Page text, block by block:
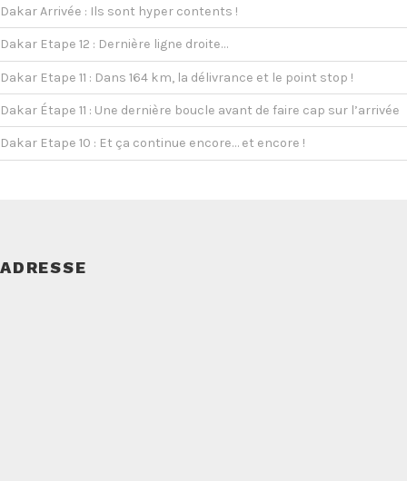
Dakar Arrivée : Ils sont hyper contents !
Dakar Etape 12 : Dernière ligne droite…
Dakar Etape 11 : Dans 164 km, la délivrance et le point stop !
Dakar Étape 11 : Une dernière boucle avant de faire cap sur l’arrivée
Dakar Etape 10 : Et ça continue encore… et encore !
ADRESSE